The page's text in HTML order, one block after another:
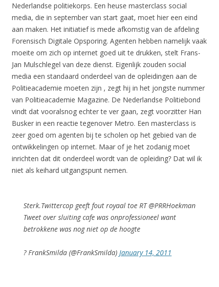
Nederlandse politiekorps. Een heuse masterclass social
media, die in september van start gaat, moet hier een eind
aan maken. Het initiatief is mede afkomstig van de afdeling
Forensisch Digitale Opsporing. Agenten hebben namelijk vaak
moeite om zich op internet goed uit te drukken, stelt Frans-
Jan Mulschlegel van deze dienst. Eigenlijk zouden social
media een standaard onderdeel van de opleidingen aan de
Politieacademie moeten zijn , zegt hij in het jongste nummer
van Politieacademie Magazine. De Nederlandse Politiebond
vindt dat vooralsnog echter te ver gaan, zegt voorzitter Han
Busker in een reactie tegenover Metro. Een masterclass is
zeer goed om agenten bij te scholen op het gebied van de
ontwikkelingen op internet. Maar of je het zodanig moet
inrichten dat dit onderdeel wordt van de opleiding? Dat wil ik
niet als keihard uitgangspunt nemen.
Sterk.Twittercop geeft fout royaal toe RT @PRRHoekman
Tweet over sluiting cafe was onprofessioneel want
betrokkene was nog niet op de hoogte
? FrankSmilda (@FrankSmilda) January 14, 2011